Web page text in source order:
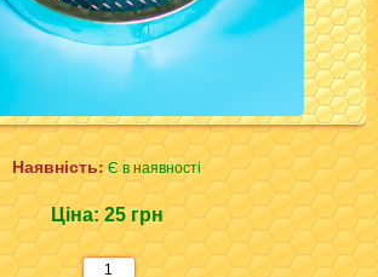
Наявність:Є в наявності
Ціна: 25 грн